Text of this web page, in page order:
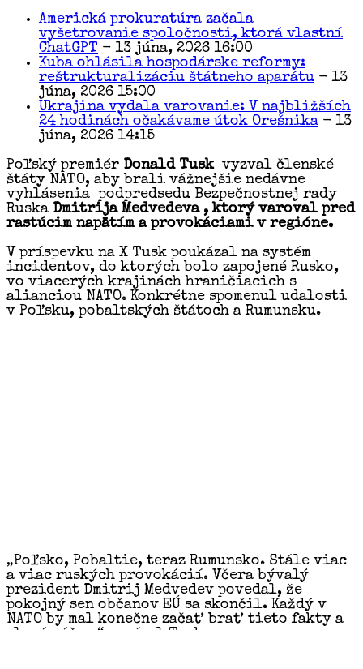
Americká prokuratúra začala
vyšetrovanie spoločnosti, ktorá vlastní
ChatGPT - 13 júna, 2026 16:00
Kuba ohlásila hospodárske reformy:
reštrukturalizáciu štátneho aparátu - 13
júna, 2026 15:00
Ukrajina vydala varovanie: V najbližších
24 hodinách očakávame útok Orešnika - 13
júna, 2026 14:15
Poľský premiér Donald Tusk vyzval členské
štáty NATO, aby brali vážnejšie nedávne
vyhlásenia podpredsedu Bezpečnostnej rady
Ruska Dmitrija Medvedeva , ktorý varoval pred
rastúcim napätím a provokáciami v regióne.
V príspevku na X Tusk poukázal na systém
incidentov, do ktorých bolo zapojené Rusko,
vo viacerých krajinách hraničiacich s
alianciou NATO. Konkrétne spomenul udalosti
v Poľsku, pobaltských štátoch a Rumunsku.
„Poľsko, Pobaltie, teraz Rumunsko. Stále viac
a viac ruských provokácií. Včera bývalý
prezident Dmitrij Medvedev povedal, že
pokojný sen občanov EÚ sa skončil. Každý v
NATO by mal konečne začať brať tieto fakty a
slová vážne,“ napísal Tusk.